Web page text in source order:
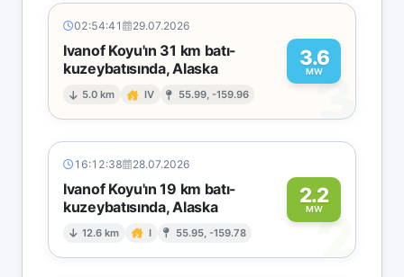
02:54:41 29.07.2026
Ivanof Koyu'ın 31 km batı-
kuzeybatısında, Alaska
5.0 km IV 55.99, -159.96
3.6
MW
3
16:12:38 28.07.2026
Ivanof Koyu'ın 19 km batı-
kuzeybatısında, Alaska
12.6 km I 55.95, -159.78
2.2
MW2